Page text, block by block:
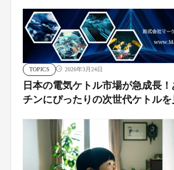
TOPICS 2026年3月24日
日本の電気ケトル市場が急成長
チンにぴったりの次世代ケトルを